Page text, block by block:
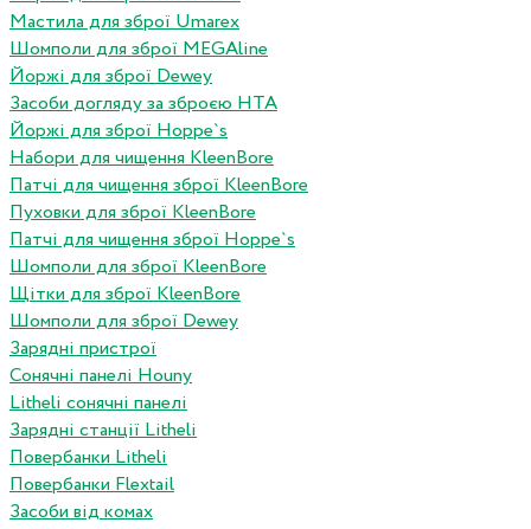
Мастила для зброї Umarex
Шомполи для зброї MEGAline
Йоржі для зброї Dewey
Засоби догляду за зброєю HTA
Йоржі для зброї Hoppe`s
Набори для чищення KleenBore
Патчі для чищення зброї KleenBore
Пуховки для зброї KleenBore
Патчі для чищення зброї Hoppe`s
Шомполи для зброї KleenBore
Щітки для зброї KleenBore
Шомполи для зброї Dewey
Зарядні пристрої
Сонячні панелі Houny
Litheli сонячні панелі
Зарядні станції Litheli
Повербанки Litheli
Повербанки Flextail
Засоби від комах